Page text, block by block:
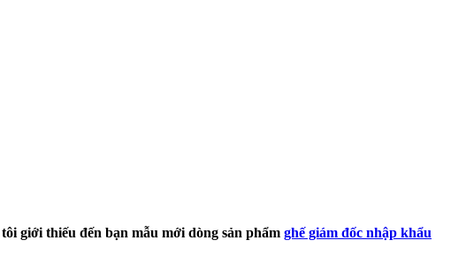
giới thiếu đến bạn mẫu mới dòng sản phẩm ghế giám đốc nhập khẩu